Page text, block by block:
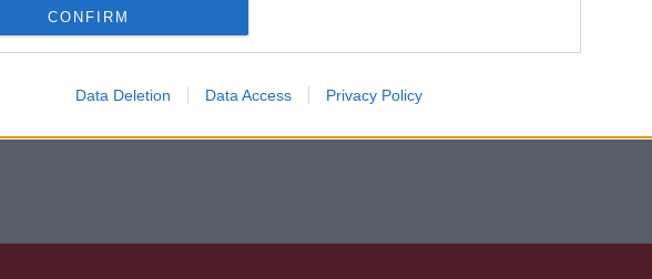
CONFIRM
Data Deletion Data Access Privacy Policy